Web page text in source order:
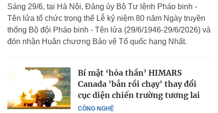
Sáng 29/6, tại Hà Nội, Đảng ủy Bộ Tư lệnh Pháo binh -
Tên lửa tổ chức trọng thể Lễ kỷ niệm 80 năm Ngày truyền
thống Bộ đội Pháo binh - Tên lửa (29/6/1946-29/6/2026) và
đón nhận Huân chương Bảo vệ Tổ quốc hạng Nhất.
CÔNG NGHỆ
Bí mật ‘hỏa thần’ HIMARS
Canada 'bắn rồi chạy' thay đổi
cục diện chiến trường tương lai